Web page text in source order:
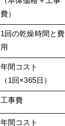
費）
1回の乾燥時間と費
用
年間コスト
（1回×365日）
工事費
年間コスト